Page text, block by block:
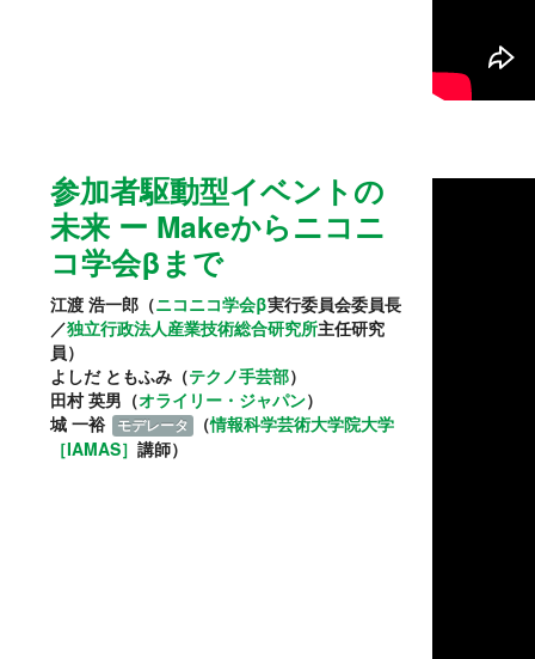
参加者駆動型イベントの
未来 ー Makeからニコニ
コ学会βまで
江渡 浩一郎（ニコニコ学会β実行委員会委員長
／独立行政法人産業技術総合研究所主任研究
員）
よしだ ともふみ（テクノ手芸部）
田村 英男（オライリー・ジャパン）
城 一裕
モデレータ （情報科学芸術大学院大学
［IAMAS］ 講師）